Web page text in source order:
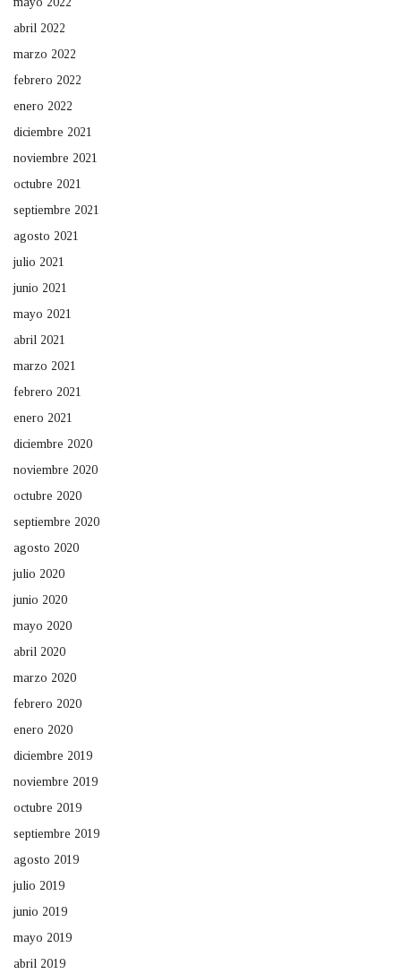
abril 2022
marzo 2022
febrero 2022
enero 2022
diciembre 2021
noviembre 2021
octubre 2021
septiembre 2021
agosto 2021
julio 2021
junio 2021
mayo 2021
abril 2021
marzo 2021
febrero 2021
enero 2021
diciembre 2020
noviembre 2020
octubre 2020
septiembre 2020
agosto 2020
julio 2020
junio 2020
mayo 2020
abril 2020
marzo 2020
febrero 2020
enero 2020
diciembre 2019
noviembre 2019
octubre 2019
septiembre 2019
agosto 2019
julio 2019
junio 2019
mayo 2019
abril 2019